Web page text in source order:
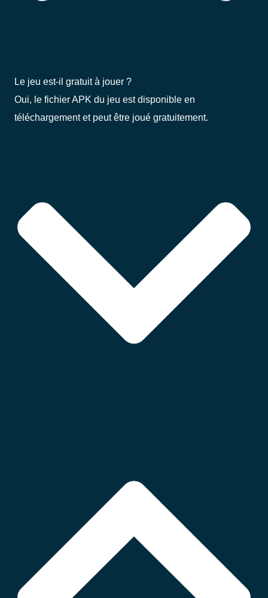
Le jeu est-il gratuit à jouer ?
Oui, le fichier APK du jeu est disponible en
téléchargement et peut être joué gratuitement.